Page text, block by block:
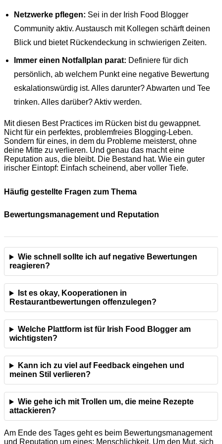
Netzwerke pflegen: Sei in der Irish Food Blogger
Community aktiv. Austausch mit Kollegen schärft deinen
Blick und bietet Rückendeckung in schwierigen Zeiten.
Immer einen Notfallplan parat: Definiere für dich
persönlich, ab welchem Punkt eine negative Bewertung
eskalationswürdig ist. Alles darunter? Abwarten und Tee
trinken. Alles darüber? Aktiv werden.
Mit diesen Best Practices im Rücken bist du gewappnet.
Nicht für ein perfektes, problemfreies Blogging-Leben.
Sondern für eines, in dem du Probleme meisterst, ohne
deine Mitte zu verlieren. Und genau das macht eine
Reputation aus, die bleibt. Die Bestand hat. Wie ein guter
irischer Eintopf: Einfach scheinend, aber voller Tiefe.
Häufig gestellte Fragen zum Thema
Bewertungsmanagement und Reputation
Wie schnell sollte ich auf negative Bewertungen
reagieren?
Ist es okay, Kooperationen in
Restaurantbewertungen offenzulegen?
Welche Plattform ist für Irish Food Blogger am
wichtigsten?
Kann ich zu viel auf Feedback eingehen und
meinen Stil verlieren?
Wie gehe ich mit Trollen um, die meine Rezepte
attackieren?
Am Ende des Tages geht es beim Bewertungsmanagement
und Reputation um eines: Menschlichkeit. Um den Mut, sich